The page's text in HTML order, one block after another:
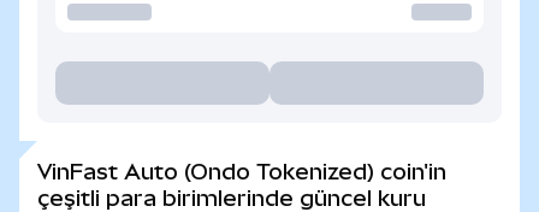
VinFast Auto (Ondo Tokenized) coin'in
çeşitli para birimlerinde güncel kuru